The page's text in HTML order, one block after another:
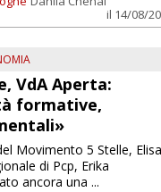
il 14/08/
VdA Aperta:
formative,
Movimento 5 Stelle, Elisa
di Pcp, Erika
ancora una ...